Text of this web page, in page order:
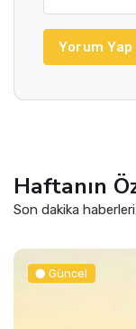
Yorum Yap
Haftanın
Son dakika
Spor